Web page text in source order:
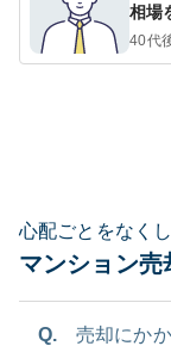
相場
40代
心配ごとをなく
マンション売
Q.
売却にか